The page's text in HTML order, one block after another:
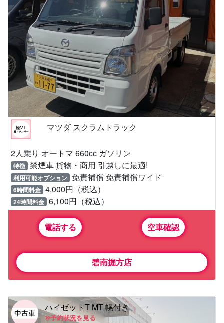
マツダ スクラムトラック
2人乗り オートマ 660cc ガソリン
特徴 禁煙車 貨物・商用 引越しに最適!
利用可能オプション 免責補償 免責補償ワイド
6時間料金 4,000円（税込）
24時間料金 6,100円（税込）
電話する 空車確認
碧南掘方店
ハイゼットT MT 幌付き
予約状況を見る